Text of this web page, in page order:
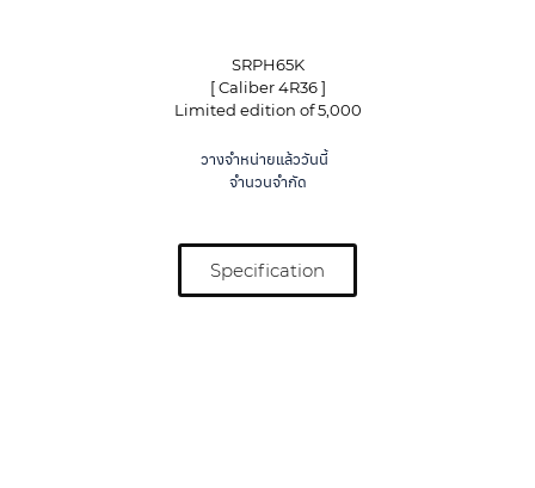
SRPH65K
[ Caliber 4R36 ]
Limited edition of 5,000
วางจำหน่ายแล้ววันนี้
จำนวนจำกัด
Specification